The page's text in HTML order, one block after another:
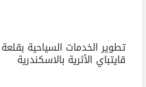
تطوير الخدمات السياحية بقلعة
قايتباي الأثرية بالاسكندرية